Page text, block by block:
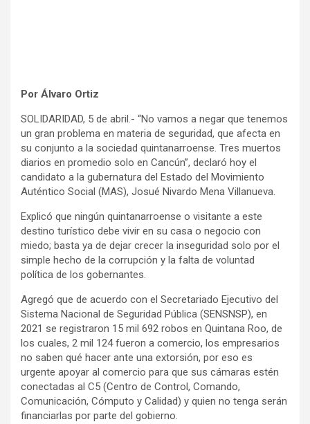
Por Álvaro Ortiz
SOLIDARIDAD, 5 de abril.- “No vamos a negar que tenemos
un gran problema en materia de seguridad, que afecta en
su conjunto a la sociedad quintanarroense. Tres muertos
diarios en promedio solo en Cancún”, declaró hoy el
candidato a la gubernatura del Estado del Movimiento
Auténtico Social (MAS), Josué Nivardo Mena Villanueva.
Explicó que ningún quintanarroense o visitante a este
destino turístico debe vivir en su casa o negocio con
miedo; basta ya de dejar crecer la inseguridad solo por el
simple hecho de la corrupción y la falta de voluntad
política de los gobernantes.
Agregó que de acuerdo con el Secretariado Ejecutivo del
Sistema Nacional de Seguridad Pública (SENSNSP), en
2021 se registraron 15 mil 692 robos en Quintana Roo, de
los cuales, 2 mil 124 fueron a comercio, los empresarios
no saben qué hacer ante una extorsión, por eso es
urgente apoyar al comercio para que sus cámaras estén
conectadas al C5 (Centro de Control, Comando,
Comunicación, Cómputo y Calidad) y quien no tenga serán
financiarlas por parte del gobierno.